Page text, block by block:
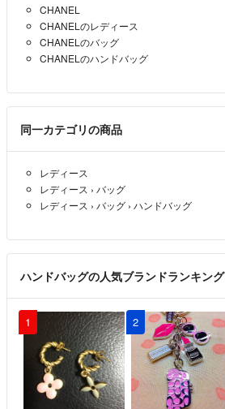
CHANEL
CHANELのレディース
CHANELのバッグ
CHANELのハンドバッグ
同一カテゴリの商品
レディース
レディース › バッグ
レディース › バッグ › ハンドバッグ
ハンドバッグの人気ブランドランキング
1 2